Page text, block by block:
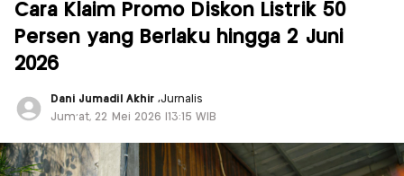
Cara Klaim Promo Diskon Listrik 50
Persen yang Berlaku hingga 2 Juni
2026
Dani Jumadil Akhir ,Jurnalis
Jum'at, 22 Mei 2026 |13:15 WIB